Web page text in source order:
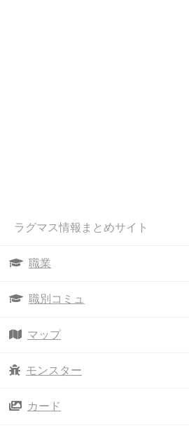
ラグマス情報まとめサイト
職業
職別コミュ
マップ
モンスター
カード